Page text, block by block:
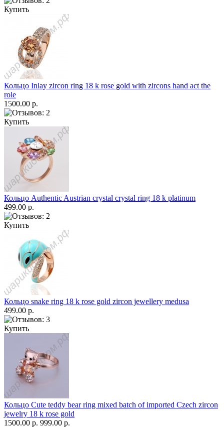
Купить
Кольцо Inlay zircon ring 18 k rose gold with zircons hand act the
role
1500.00 р.
Купить
Кольцо Authentic Austrian crystal crystal ring 18 k platinum
499.00 р.
Купить
Кольцо snake ring 18 k rose gold zircon jewellery medusa
499.00 р.
Купить
Кольцо Cute teddy bear ring mixed batch of imported Czech zircon
jewelry 18 k rose gold
1500.00 р. 999.00 р.